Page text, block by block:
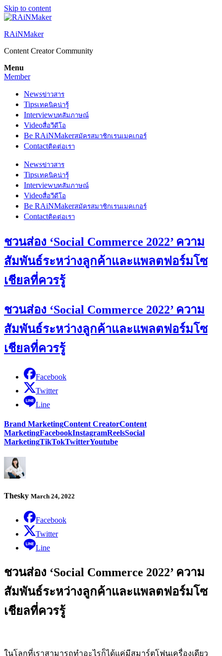
Skip to content
RAiNMaker
Content Creator Community
Menu
Member
Newsข่าวสาร
Tipsเทคนิคน่ารู้
Interviewบทสัมภาษณ์
Videoสื่อวีดีโอ
Be RAiNMakerสมัครสมาชิกเรนเมคเกอร์
Contactติดต่อเรา
Newsข่าวสาร
Tipsเทคนิคน่ารู้
Interviewบทสัมภาษณ์
Videoสื่อวีดีโอ
Be RAiNMakerสมัครสมาชิกเรนเมคเกอร์
Contactติดต่อเรา
ชวนส่อง ‘Social Commerce 2022’ ความ
สัมพันธ์ระหว่างลูกค้าและแพลตฟอร์มโซ
เชียลที่ควรรู้
ชวนส่อง ‘Social Commerce 2022’ ความ
สัมพันธ์ระหว่างลูกค้าและแพลตฟอร์มโซ
เชียลที่ควรรู้
Facebook
Twitter
Line
Brand MarketingContent CreatorContent
MarketingFacebookInstagramReelsSocial
MarketingTikTokTwitterYoutube
Thesky March 24, 2022
Facebook
Twitter
Line
ชวนส่อง ‘Social Commerce 2022’ ความ
สัมพันธ์ระหว่างลูกค้าและแพลตฟอร์มโซ
เชียลที่ควรรู้
ในโลกที่เราสามารถทำอะไรก็ได้แค่มีสมาร์ตโฟนเครื่องเดียว